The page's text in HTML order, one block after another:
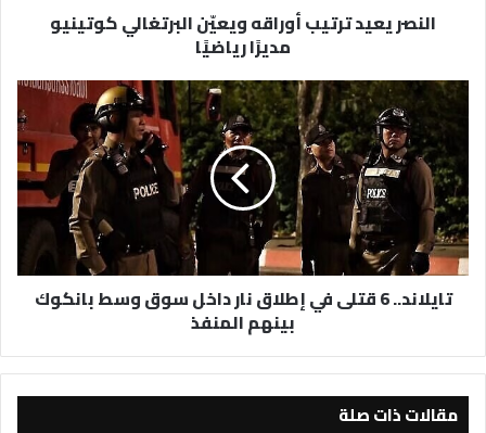
النصر يعيد ترتيب أوراقه ويعيّن البرتغالي كوتينيو
مديرًا رياضيًا
تايلاند..
في
إطلاق
نار
داخل
سوق
وسط
بانكوك
تايلاند.. 6 قتلى في إطلاق نار داخل سوق وسط بانكوك
بينهم المنفذ
مقالات ذات صلة